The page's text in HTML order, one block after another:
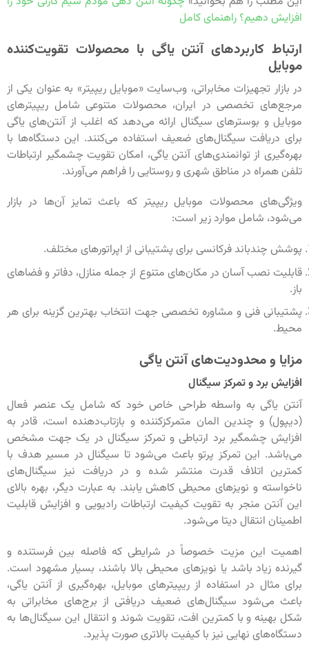
افزایش دهیم؟ راهنمای کامل
ارتباط کاربردهای آنتن یاگی با محصولات تقویت‌کننده
موبایل
در بازار تجهیزات مخابراتی، وب‌سایت «موبایل ریپیتر» به عنوان یکی از
مرجع‌های تخصصی در ایران، محصولات متنوعی شامل ریپیترهای
موبایل و بوسترهای سیگنال ارائه می‌دهد که اغلب از آنتن‌های یاگی
برای دریافت سیگنال‌های ضعیف استفاده می‌کنند. این دستگاه‌ها با
بهره‌گیری از توانمندی‌های آنتن یاگی، امکان تقویت چشمگیر ارتباطات
تلفن همراه در مناطق شهری و روستایی را فراهم می‌آورند.
ویژگی‌های محصولات موبایل ریپیتر که باعث تمایز آن‌ها در بازار
می‌شود، شامل موارد زیر است:
پوشش چندباند فرکانسی برای پشتیبانی از اپراتورهای مختلف.
قابلیت نصب آسان در مکان‌های متنوع از جمله منازل، دفاتر و فضاهای
باز.
پشتیبانی فنی و مشاوره تخصصی جهت انتخاب بهترین گزینه برای هر
محیط.
مزایا و محدودیت‌های آنتن یاگی
افزایش برد و تمرکز سیگنال
آنتن یاگی به واسطه طراحی خاص خود که شامل یک عنصر فعال
(دیپول) و چندین المان متمرکزکننده و بازتاب‌دهنده است، قادر به
افزایش چشمگیر برد ارتباطی و تمرکز سیگنال در یک جهت مشخص
می‌باشد. این تمرکز پرتو باعث می‌شود تا سیگنال در مسیر هدف با
کمترین اتلاف قدرت منتشر شده و در دریافت نیز سیگنال‌های
ناخواسته و نویزهای محیطی کاهش یابند. به عبارت دیگر، بهره بالای
این آنتن منجر به تقویت کیفیت ارتباطات رادیویی و افزایش قابلیت
اطمینان انتقال دیتا می‌شود.
اهمیت این مزیت خصوصاً در شرایطی که فاصله بین فرستنده و
گیرنده زیاد باشد یا نویزهای محیطی بالا باشند، بسیار مشهود است.
برای مثال در استفاده از ریپیترهای موبایل، بهره‌گیری از آنتن یاگی،
باعث می‌شود سیگنال‌های ضعیف دریافتی از برج‌های مخابراتی به
شکل بهینه و با کمترین افت، تقویت شوند و انتقال این سیگنال‌ها به
دستگاه‌های نهایی نیز با کیفیت بالاتری صورت پذیرد.